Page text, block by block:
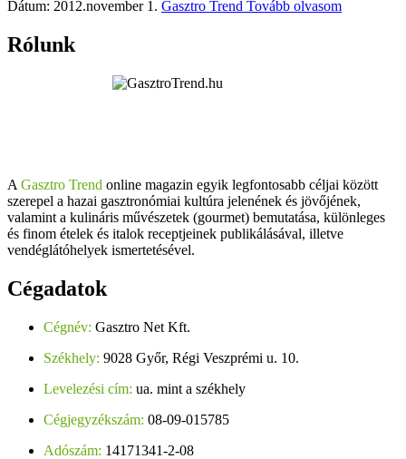
Dátum: 2012.november 1. Gasztro Trend Tovább olvasom
Rólunk
A Gasztro Trend online magazin egyik legfontosabb céljai között
szerepel a hazai gasztronómiai kultúra jelenének és jövőjének,
valamint a kulináris művészetek (gourmet) bemutatása, különleges
és finom ételek és italok receptjeinek publikálásával, illetve
vendéglátóhelyek ismertetésével.
Cégadatok
Cégnév: Gasztro Net Kft.
Székhely: 9028 Győr, Régi Veszprémi u. 10.
Levelezési cím: ua. mint a székhely
Cégjegyzékszám: 08-09-015785
Adószám: 14171341-2-08